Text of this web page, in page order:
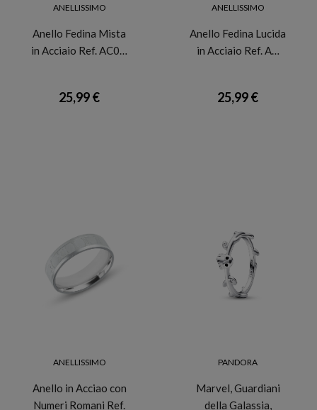
ANELLISSIMO
Anello Fedina Mista
in Acciaio Ref. AC0…
25,99 €
ANELLISSIMO
Anello Fedina Lucida
in Acciaio Ref. A…
25,99 €
ANELLISSIMO
Anello in Acciao con
Numeri Romani Ref.
PANDORA
Marvel, Guardiani
della Galassia,